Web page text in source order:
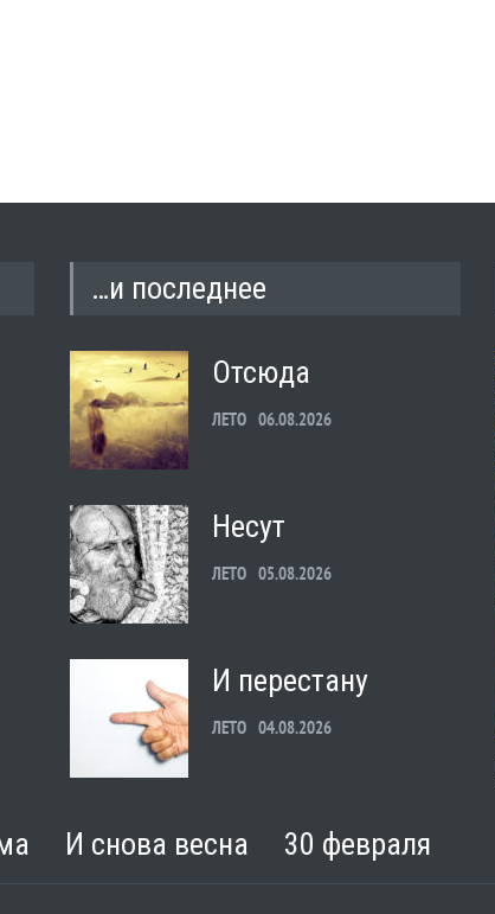
…и последнее
Отсюда
ЛЕТО 06.08.2026
Несут
ЛЕТО 05.08.2026
И перестану
ЛЕТО 04.08.2026
С теплотой
И снова весна 30 февраля